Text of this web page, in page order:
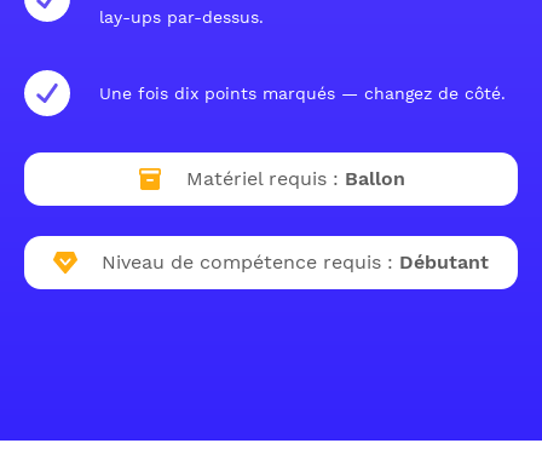
lay-ups par-dessus.
Une fois dix points marqués — changez de côté.
Matériel requis : Ballon
Niveau de compétence requis : Débutant